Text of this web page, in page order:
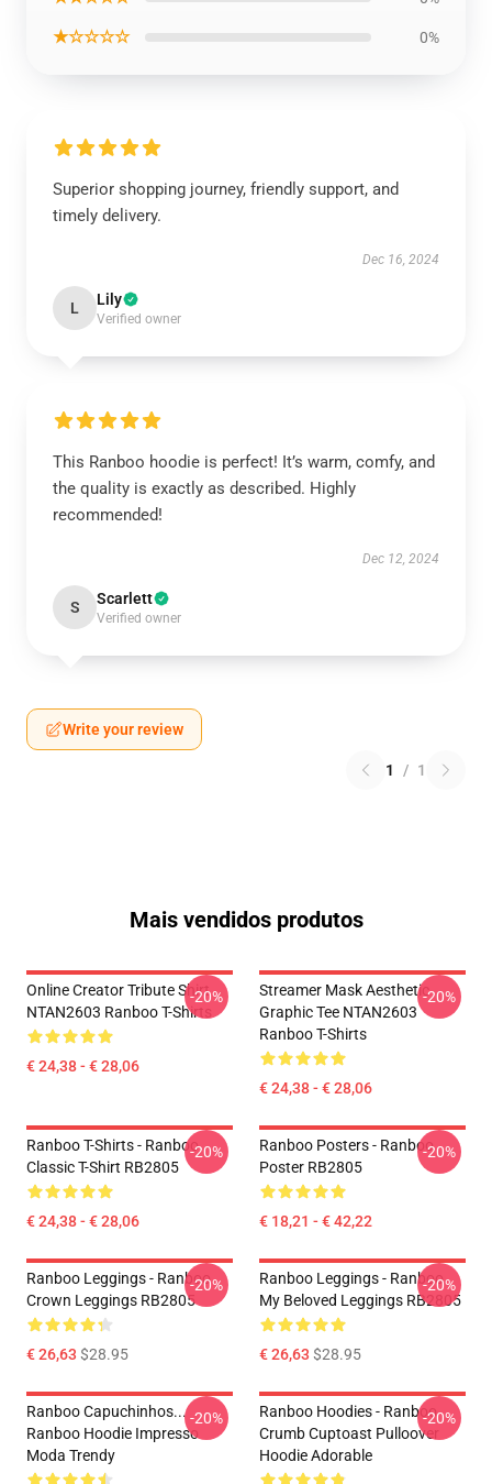
★☆☆☆☆ 0%
Superior shopping journey, friendly support, and
timely delivery.
Dec 16, 2024
L Lily
Verified owner
This Ranboo hoodie is perfect! It’s warm, comfy, and
the quality is exactly as described. Highly
recommended!
Dec 12, 2024
S Scarlett
Verified owner
Write your review
1 / 1
Mais vendidos produtos
Online Creator Tribute Shirt
NTAN2603 Ranboo T-Shirts
€ 24,38 - € 28,06
-20%
Streamer Mask Aesthetic
Graphic Tee NTAN2603
Ranboo T-Shirts
€ 24,38 - € 28,06
-20%
Ranboo T-Shirts - Ranboo
Classic T-Shirt RB2805
€ 24,38 - € 28,06
-20%
Ranboo Posters - Ranboo
Poster RB2805
€ 18,21 - € 42,22
-20%
Ranboo Leggings - Ranboo
Crown Leggings RB2805
€ 26,63 $28.95
-20%
Ranboo Leggings - Ranboo
My Beloved Leggings RB2805
€ 26,63 $28.95
-20%
Ranboo Capuchinhos...
Ranboo Hoodie Impresso
Moda Trendy
-20%
Ranboo Hoodies - Ranboo
Crumb Cuptoast Pulloover
Hoodie Adorable
-20%